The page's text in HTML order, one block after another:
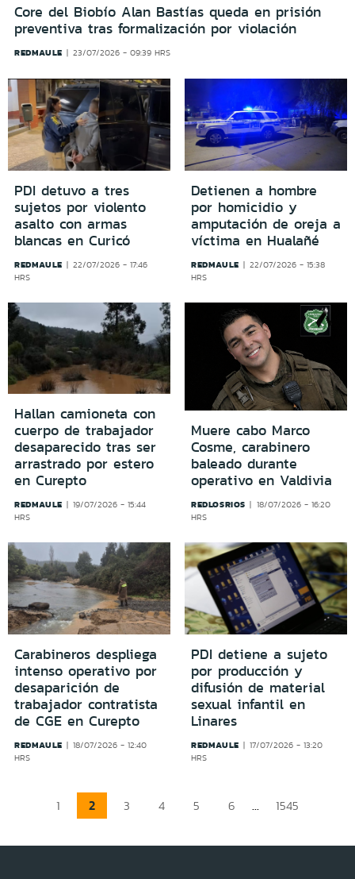
Core del Biobío Alan Bastías queda en prisión
preventiva tras formalización por violación
REDMAULE 23/07/2026 - 09:39 HRS
PDI detuvo a tres
sujetos por violento
asalto con armas
blancas en Curicó
REDMAULE
22/07/2026 - 17:46
HRS
Detienen a hombre
por homicidio y
amputación de oreja a
víctima en Hualañé
REDMAULE
22/07/2026 - 15:38
HRS
Hallan camioneta con
cuerpo de trabajador
desaparecido tras ser
arrastrado por estero
en Curepto
REDMAULE
19/07/2026 - 15:44
HRS
Muere cabo Marco
Cosme, carabinero
baleado durante
operativo en Valdivia
REDLOSRIOS
18/07/2026 - 16:20
HRS
Carabineros despliega
intenso operativo por
desaparición de
trabajador contratista
de CGE en Curepto
REDMAULE
18/07/2026 - 12:40
HRS
PDI detiene a sujeto
por producción y
difusión de material
sexual infantil en
Linares
REDMAULE
17/07/2026 - 13:20
HRS
1 2 3 4 5 6 ... 1545